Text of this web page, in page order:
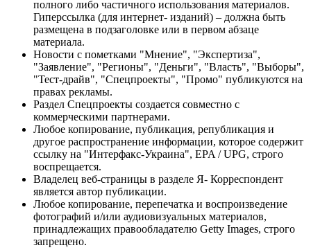
полного либо частичного использования материалов.
Гиперссылка (для интернет- изданий) – должна быть
размещена в подзаголовке или в первом абзаце
материала.
Новости с пометками "Мнение", "Экспертиза",
"Заявление", "Регионы", "Деньги", "Власть", "Выборы",
"Тест-драйв", "Спецпроекты", "Промо" публикуются на
правах рекламы.
Раздел Спецпроекты создается совместно с
коммерческими партнерами.
Любое копирование, публикация, републикация и
другое распространение информации, которое содержит
ссылку на "Интерфакс-Украина", EPA / UPG, строго
воспрещается.
Владелец веб-страницы в разделе Я- Корреспондент
является автор публикации.
Любое копирование, перепечатка и воспроизведение
фотографий и/или аудиовизуальных материалов,
принадлежащих правообладателю Getty Images, строго
запрещено.